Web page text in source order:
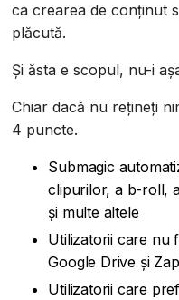
ca crearea de conținut
plăcută.
Și ăsta e scopul, nu-i
Chiar dacă nu rețineți
4 puncte.
Submagic
clipurilor, a b-roll,
și multe altele
Utilizatorii care nu
Google Drive și
Utilizatorii care